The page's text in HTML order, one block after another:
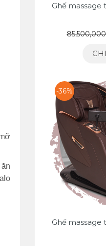
Ghế massage
-36%
Ghế massage